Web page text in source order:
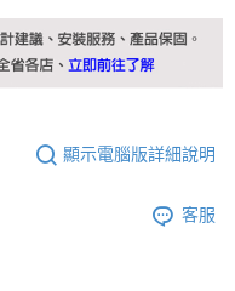
顯示電腦版詳細說明
客服